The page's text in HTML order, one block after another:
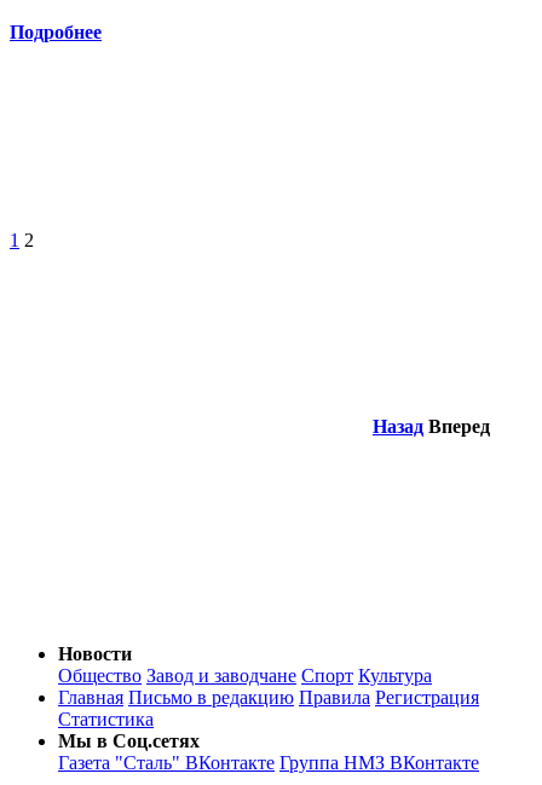
Подробнее
1 2
Назад Вперед
Новости
Общество Завод и заводчане Спорт Культура
Главная Письмо в редакцию Правила Регистрация
Статистика
Мы в Соц.сетях
Газета "Сталь" ВКонтакте Группа НМЗ ВКонтакте